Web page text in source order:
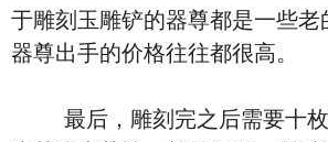
于雕刻玉雕铲的器尊都是一些老
器尊出手的价格往往都很高。
最后，雕刻完之后需要十枚